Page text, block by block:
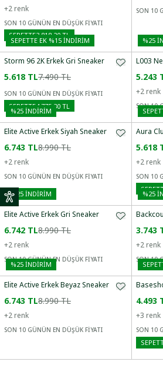
+2 renk
SON 10 GÜNÜN EN DÜŞÜK FİYATI
SEPETTE3.818,20 TL
SON 10
SEPETTE EK %15 İNDIRIM
Storm 96 2K Erkek Gri Sneaker
5.618 TL7.490 TL
SON 10 GÜNÜN EN DÜŞÜK FİYATI
SEPETTE 4.775,30 TL
%25
L003
5.243
+2 renk
SON 10
%25 İNDİRİM
Elite Active Erkek Siyah Sneaker
6.743 TL8.990 TL
+2 renk
SON 10 GÜNÜN EN DÜŞÜK FİYATI
Aura
5.618
+2 renk
SON 10
% 25 İNDİRİM
Elite Active Erkek Gri Sneaker
6.742 TL8.990 TL
+2 renk
SON 10 GÜNÜN EN DÜŞÜK FİYATI
%25
3.743
+2 renk
SON 10
%25 İNDİRİM
Elite Active Erkek Beyaz Sneaker
6.743 TL8.990 TL
+2 renk
SON 10 GÜNÜN EN DÜŞÜK FİYATI
4.493
+3 renk
SON 10